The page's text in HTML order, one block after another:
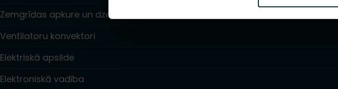
Zemgrīdas apkure un dzesēšana
Ventilatoru konvektori
Elektriskā apsilde
Elektroniskā vadība